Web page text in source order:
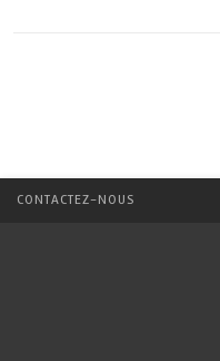
CONTACTEZ-NOUS